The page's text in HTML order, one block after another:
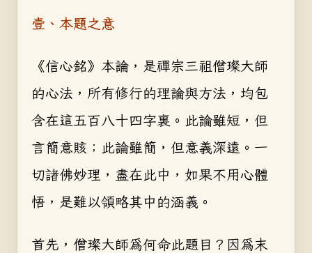
壹、本題之意
《信心銘》本論，是禪宗三祖僧璨大師
的心法，所有修行的理論與方法，均包
含在這五百八十四字裏。此論雖短，但
言簡意賅；此論雖簡，但意義深遠。一
切諸佛妙理，盡在此中，如果不用心體
悟，是難以領略其中的涵義。
首先，僧璨大師為何命此題目？因為末